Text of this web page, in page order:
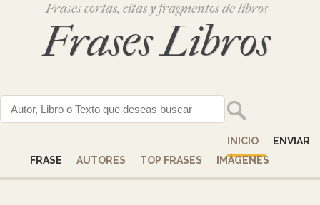
Frases cortas, citas y fragmentos de libros
Frases Libros
INICIO
ENVIAR
FRASE
AUTORES TOP FRASES IMÁGENES